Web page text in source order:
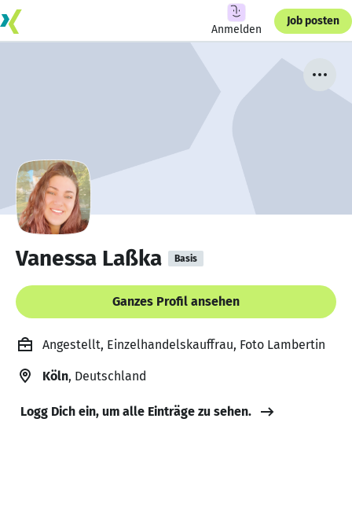
Anmelden
Job posten
Vanessa Laßka Basis
Ganzes Profil ansehen
Angestellt, Einzelhandelskauffrau, Foto Lambertin
Köln, Deutschland
Logg Dich ein, um alle Einträge zu sehen.